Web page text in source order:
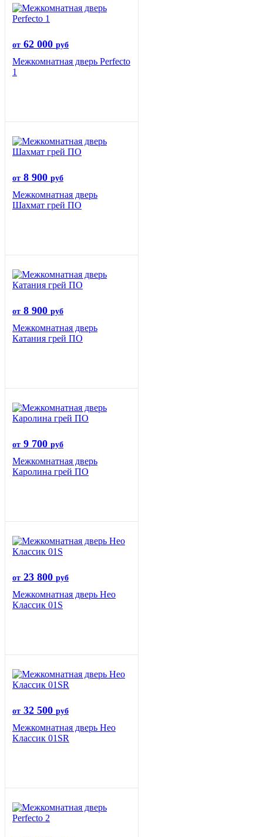
от 62 000 руб
Межкомнатная дверь Perfecto
1
от 8 900 руб
Межкомнатная дверь
Шахмат грей ПО
от 8 900 руб
Межкомнатная дверь
Катания грей ПО
от 9 700 руб
Межкомнатная дверь
Каролина грей ПО
от 23 800 руб
Межкомнатная дверь Нео
Классик 01S
от 32 500 руб
Межкомнатная дверь Нео
Классик 01SR